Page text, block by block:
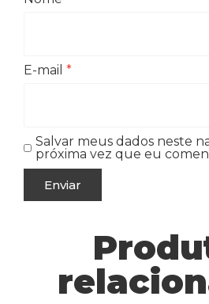
E-mail *
Salvar meus dados neste
próxima vez que eu